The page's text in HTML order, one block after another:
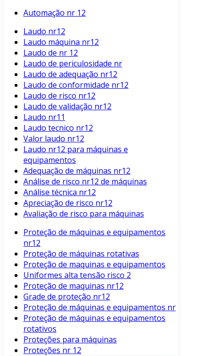
Automação nr 12
Laudo nr12
Laudo máquina nr12
Laudo de nr 12
Laudo de periculosidade nr
Laudo de adequação nr12
Laudo de conformidade nr12
Laudo de risco nr12
Laudo de validação nr12
Laudo nr11
Laudo tecnico nr12
Valor laudo nr12
Laudo nr12 para máquinas e
equipamentos
Adequação de máquinas nr12
Análise de risco nr12 de máquinas
Análise técnica nr12
Apreciação de risco nr12
Avaliação de risco para máquinas
Proteção de máquinas e equipamentos
nr12
Proteção de máquinas rotativas
Proteção de maquinas e equipamentos
Uniformes alta tensão risco 2
Proteção de maquinas nr12
Grade de proteção nr12
Proteção de máquinas e equipamentos nr
Proteção de máquinas e equipamentos
rotativos
Proteções para máquinas
Proteções nr 12